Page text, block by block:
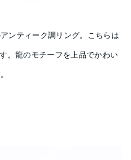
ンティーク調リング。こちらは
。龍のモチーフを上品でかわい